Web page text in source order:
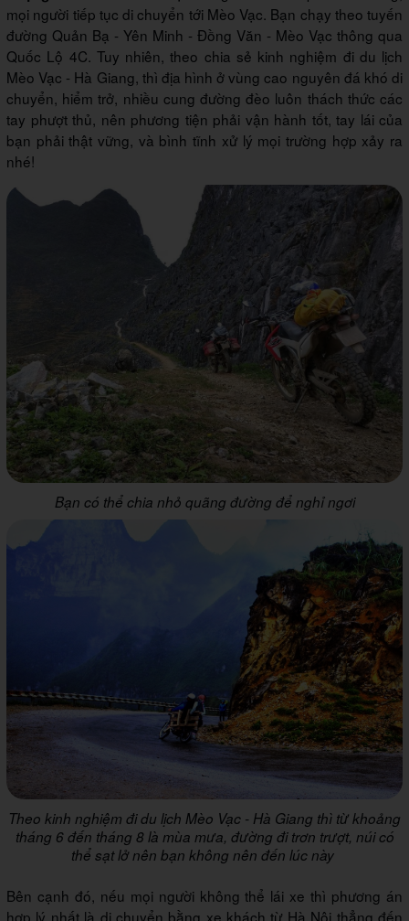
mọi người tiếp tục di chuyển tới Mèo Vạc. Bạn chạy theo tuyến
đường Quản Bạ - Yên Minh - Đồng Văn - Mèo Vạc thông qua
Quốc Lộ 4C. Tuy nhiên, theo chia sẻ kinh nghiệm đi du lịch
Mèo Vạc - Hà Giang, thì địa hình ở vùng cao nguyên đá khó di
chuyển, hiểm trở, nhiều cung đường đèo luôn thách thức các
tay phượt thủ, nên phương tiện phải vận hành tốt, tay lái của
bạn phải thật vững, và bình tĩnh xử lý mọi trường hợp xảy ra
nhé!
Bạn có thể chia nhỏ quãng đường để nghỉ ngơi
Theo kinh nghiệm đi du lịch Mèo Vạc - Hà Giang thì từ khoảng
tháng 6 đến tháng 8 là mùa mưa, đường đi trơn trượt, núi có
thể sạt lở nên bạn không nên đến lúc này
Bên cạnh đó, nếu mọi người không thể lái xe thì phương án
hợp lý nhất là di chuyển bằng xe khách từ Hà Nội thẳng đến